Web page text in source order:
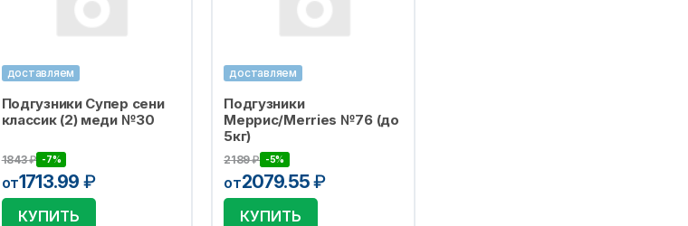
доставляем
Подгузники Супер сени
классик (2) меди №30
1843₽ -7%
от1713.99 ₽
КУПИТЬ
доставляем
Подгузники
Меррис/Merries №76 (до
5кг)
2189₽ -5%
от2079.55₽
КУПИТЬ